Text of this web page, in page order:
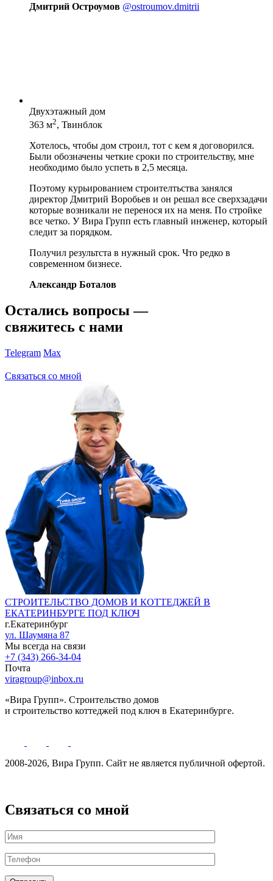
Дмитрий Остроумов @ostroumov.dmitrii
Двухэтажный дом
363 м2, Твинблок
Хотелось, чтобы дом строил, тот с кем я договорился.
Были обозначены четкие сроки по строительству, мне
необходимо было успеть в 2,5 месяца.
Поэтому курьированием строителтьства занялся
директор Дмитрий Воробьев и он решал все сверхзадачи
которые возникали не перенося их на меня. По стройке
все четко. У Вира Групп есть главный инженер, который
следит за порядком.
Получил результста в нужный срок. Что редко в
современном бизнесе.
Александр Боталов
Остались вопросы —
свяжитесь с нами
Telegram Max
Связаться со мной
СТРОИТЕЛЬСТВО ДОМОВ И КОТТЕДЖЕЙ В
ЕКАТЕРИНБУРГЕ ПОД КЛЮЧ
г.Екатеринбург
ул. Шаумяна 87
Мы всегда на связи
+7 (343) 266-34-04
Почта
viragroup@inbox.ru
«Вира Групп». Строительство домов
и строительство коттеджей под ключ в Екатеринбурге.
2008-2026, Вира Групп. Cайт не является публичной офертой.
Связаться со мной